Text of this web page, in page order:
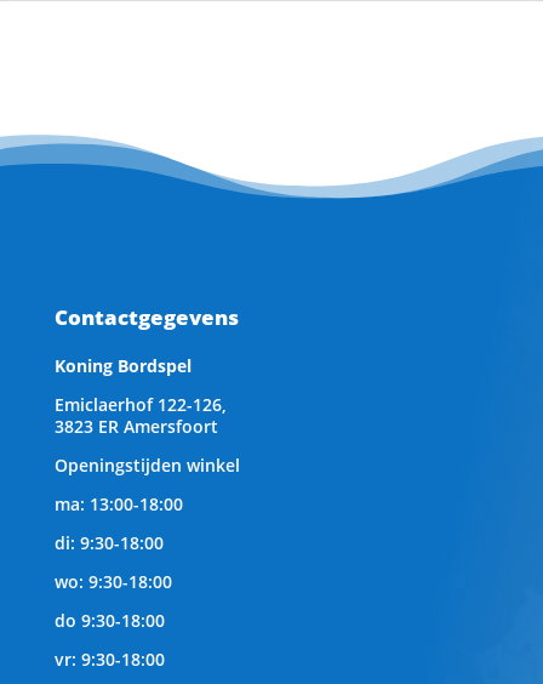
Contactgegevens
Koning Bordspel
Emiclaerhof 122-126,
3823 ER Amersfoort
Openingstijden winkel
ma: 13:00-18:00
di: 9:30-18:00
wo: 9:30-18:00
do 9:30-18:00
vr: 9:30-18:00